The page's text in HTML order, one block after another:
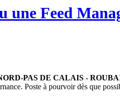
une Feed
PAS DE CALAIS -
Poste à pourvoir dès que